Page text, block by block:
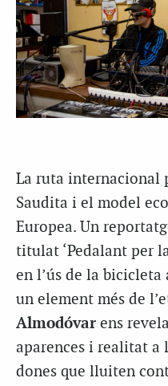
La ruta internacional
Saudita i el model
Europea. Un
titulat ‘Pedalant per
en l’ús de la bicicleta
un element més de
Almodóvar ens
aparences i realitat a
dones que lluiten